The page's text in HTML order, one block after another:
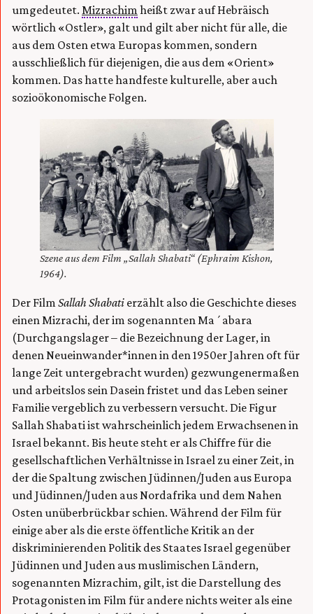
umgedeutet. Mizrachim heißt zwar auf Hebräisch
wörtlich «Ostler», galt und gilt aber nicht für alle, die
aus dem Osten etwa Europas kommen, sondern
ausschließlich für diejenigen, die aus dem «Orient»
kommen. Das hatte handfeste kulturelle, aber auch
sozioökonomische Folgen.
Szene aus dem Film „Sallah Shabati“ (Ephraim Kishon,
1964).
Der Film Sallah Shabati erzählt also die Geschichte dieses
einen Mizrachi, der im sogenannten Ma´abara
(Durchgangslager – die Bezeichnung der Lager, in
denen Neueinwander*innen in den 1950er Jahren oft für
lange Zeit untergebracht wurden) gezwungenermaßen
und arbeitslos sein Dasein fristet und das Leben seiner
Familie vergeblich zu verbessern versucht. Die Figur
Sallah Shabati ist wahrscheinlich jedem Erwachsenen in
Israel bekannt. Bis heute steht er als Chiffre für die
gesellschaftlichen Verhältnisse in Israel zu einer Zeit, in
der die Spaltung zwischen Jüdinnen/Juden aus Europa
und Jüdinnen/Juden aus Nordafrika und dem Nahen
Osten unüberbrückbar schien. Während der Film für
einige aber als die erste öffentliche Kritik an der
diskriminierenden Politik des Staates Israel gegenüber
Jüdinnen und Juden aus muslimischen Ländern,
sogenannten Mizrachim, gilt, ist die Darstellung des
Protagonisten im Film für andere nichts weiter als eine